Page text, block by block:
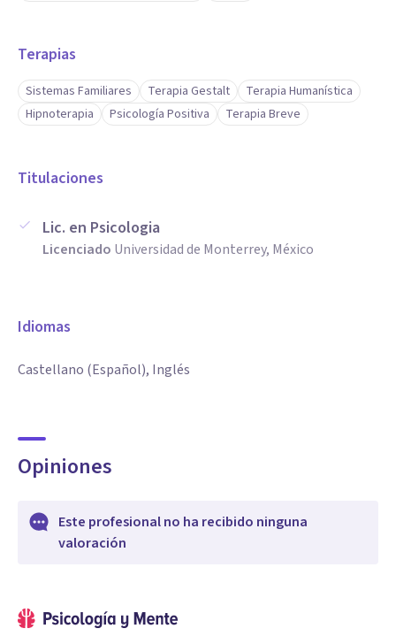
Terapias
Sistemas Familiares Terapia Gestalt
Terapia Humanística
Hipnoterapia
Psicología Positiva Terapia Breve
Titulaciones
Lic. en Psicologia
Licenciado Universidad de Monterrey, México
Idiomas
Castellano (Español), Inglés
Opiniones
Este profesional no ha recibido ninguna
valoración